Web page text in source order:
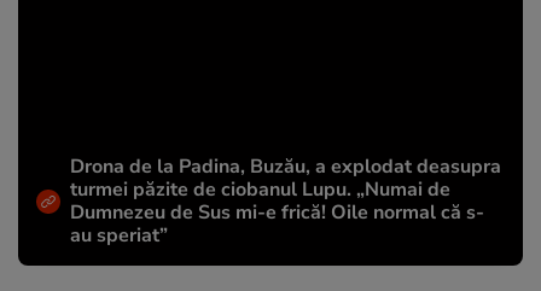
Drona de la Padina, Buzău, a explodat deasupra
turmei păzite de ciobanul Lupu. „Numai de
Dumnezeu de Sus mi-e frică! Oile normal că s-
au speriat”